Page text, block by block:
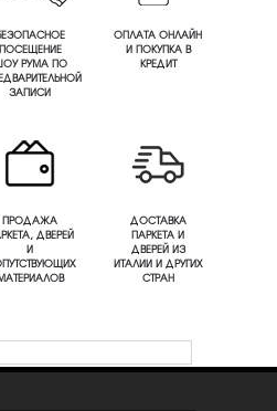
ПОСЕЩЕНИЕ
РУМА ПО
ЗАПИСИ
ОПЛАТА ОНЛАЙН
И ПОКУПКА В
КРЕДИТ
ПРОДАЖА
ДВЕРЕЙ
И
ДОСТАВКА
ПАРКЕТА И
ДВЕРЕЙ ИЗ
ИТАЛИИ И ДРУГИХ
СТРАН